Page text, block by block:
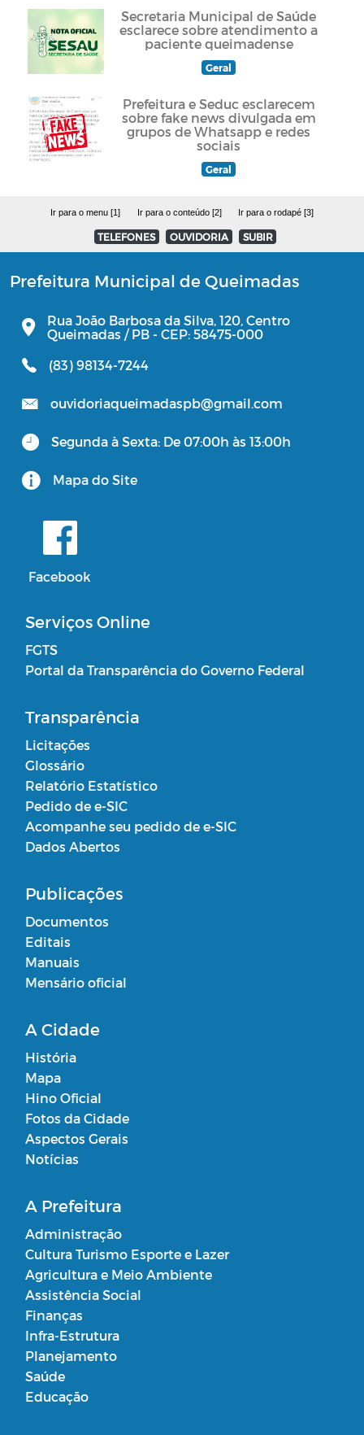
Secretaria Municipal de Saúde
esclarece sobre atendimento a
paciente queimadense
Geral
Prefeitura e Seduc esclarecem
sobre fake news divulgada em
grupos de Whatsapp e redes
sociais
Geral
Ir para o menu [1] Ir para o conteúdo [2] Ir para o rodapé [3]
TELEFONES OUVIDORIA SUBIR
Prefeitura Municipal de Queimadas
Rua João Barbosa da Silva, 120, Centro
Queimadas / PB - CEP: 58475-000
(83) 98134-7244
ouvidoriaqueimadaspb@gmail.com
Segunda à Sexta: De 07:00h às 13:00h
Mapa do Site
Facebook
Serviços Online
FGTS
Portal da Transparência do Governo Federal
Transparência
Licitações
Glossário
Relatório Estatístico
Pedido de e-SIC
Acompanhe seu pedido de e-SIC
Dados Abertos
Publicações
Documentos
Editais
Manuais
Mensário oficial
A Cidade
História
Mapa
Hino Oficial
Fotos da Cidade
Aspectos Gerais
Notícias
A Prefeitura
Administração
Cultura Turismo Esporte e Lazer
Agricultura e Meio Ambiente
Assistência Social
Finanças
Infra-Estrutura
Planejamento
Saúde
Educação